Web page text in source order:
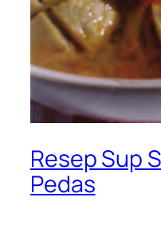
Resep Sup
Pedas